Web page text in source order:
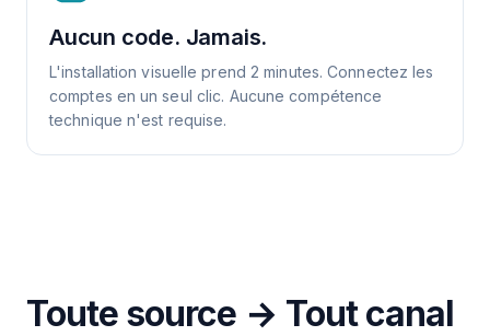
Aucun code. Jamais.
L'installation visuelle prend 2 minutes. Connectez les
comptes en un seul clic. Aucune compétence
technique n'est requise.
Toute source → Tout canal